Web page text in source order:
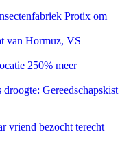
Protix om
van Hormuz, VS
250% meer
droogte: Gereedschapskist
vriend bezocht terecht